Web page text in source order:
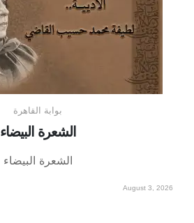
بوابة القاهرة
الشعرة البيضاء
الشعرة البيضاء
August 3, 2026